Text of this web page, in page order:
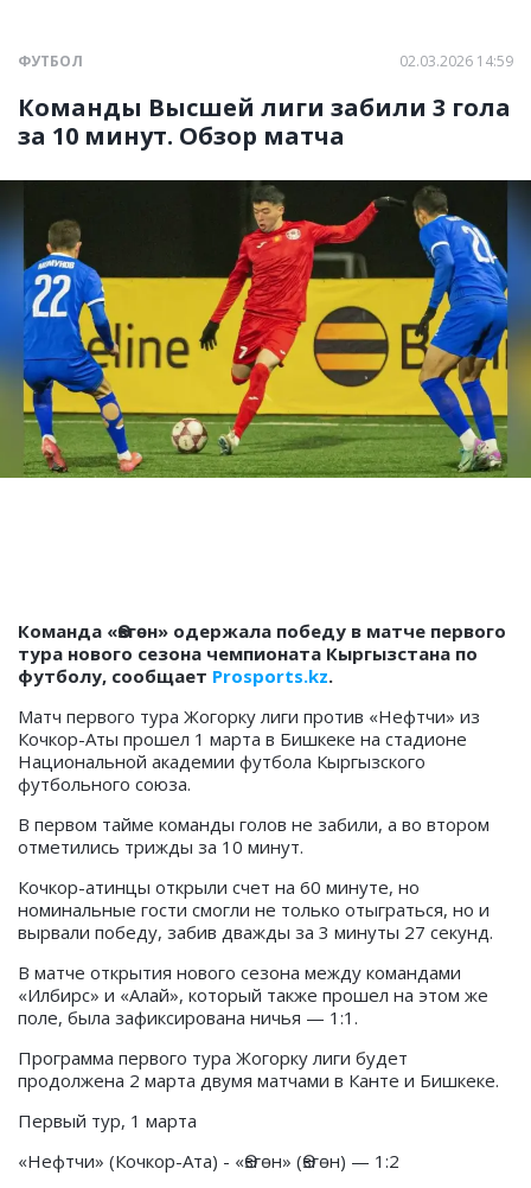
ФУТБОЛ 02.03.2026 14:59
Команды Высшей лиги забили 3 гола
за 10 минут. Обзор матча
Команда «Өзгөн» одержала победу в матче первого
тура нового сезона чемпионата Кыргызстана по
футболу, сообщает Prosports.kz.
Матч первого тура Жогорку лиги против «Нефтчи» из
Кочкор-Аты прошел 1 марта в Бишкеке на стадионе
Национальной академии футбола Кыргызского
футбольного союза.
В первом тайме команды голов не забили, а во втором
отметились трижды за 10 минут.
Кочкор-атинцы открыли счет на 60 минуте, но
номинальные гости смогли не только отыграться, но и
вырвали победу, забив дважды за 3 минуты 27 секунд.
В матче открытия нового сезона между командами
«Илбирс» и «Алай», который также прошел на этом же
поле, была зафиксирована ничья — 1:1.
Программа первого тура Жогорку лиги будет
продолжена 2 марта двумя матчами в Канте и Бишкеке.
Первый тур, 1 марта
«Нефтчи» (Кочкор-Ата) - «Өзгөн» (Өзгөн) — 1:2